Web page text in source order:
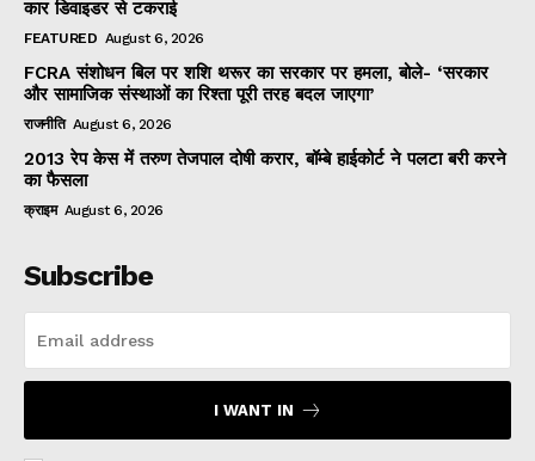
कार डिवाइडर से टकराई
FEATURED August 6, 2026
FCRA संशोधन बिल पर शशि थरूर का सरकार पर हमला, बोले- ‘सरकार
और सामाजिक संस्थाओं का रिश्ता पूरी तरह बदल जाएगा’
राजनीति August 6, 2026
2013 रेप केस में तरुण तेजपाल दोषी करार, बॉम्बे हाईकोर्ट ने पलटा बरी करने
का फैसला
क्राइम August 6, 2026
Subscribe
I WANT IN